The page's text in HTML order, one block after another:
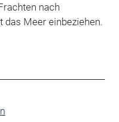
nach
das Meer einbeziehen.